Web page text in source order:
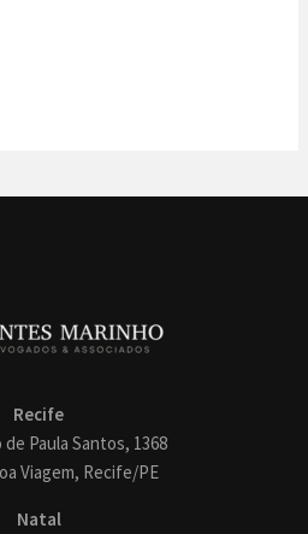
Recife
Paula Santos, 1368
Viagem, Recife/PE
Natal